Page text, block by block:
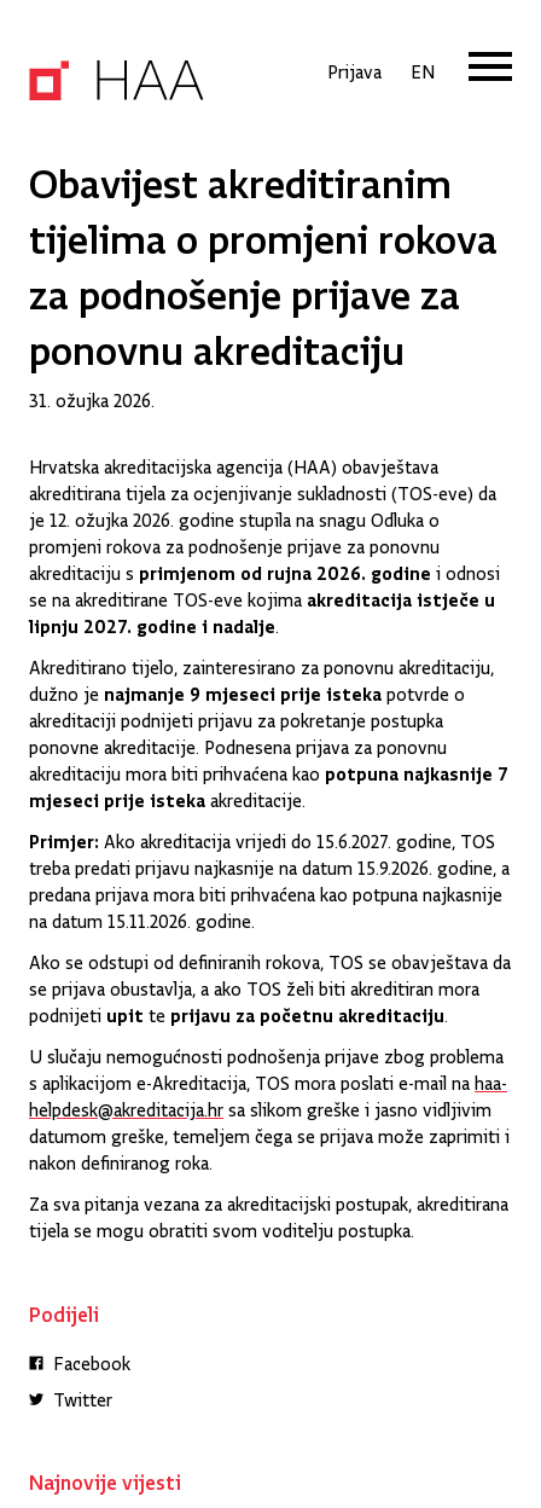
Prijava EN
Obavijest akreditiranim
tijelima o promjeni rokova
za podnošenje prijave za
ponovnu akreditaciju
31. ožujka 2026.
Hrvatska akreditacijska agencija (HAA) obavještava
akreditirana tijela za ocjenjivanje sukladnosti (TOS-eve) da
je 12. ožujka 2026. godine stupila na snagu Odluka o
promjeni rokova za podnošenje prijave za ponovnu
akreditaciju s primjenom od rujna 2026. godine i odnosi
se na akreditirane TOS-eve kojima akreditacija istječe u
lipnju 2027. godine i nadalje
Akreditirano tijelo, zainteresirano za ponovnu akreditaciju,
dužno je najmanje 9 mjeseci prije isteka potvrde o
akreditaciji podnijeti prijavu za pokretanje postupka
ponovne akreditacije. Podnesena prijava za ponovnu
akreditaciju mora biti prihvaćena kao potpuna najkasnije 7
mjeseci prije isteka akreditacije.
Primjer: Ako akreditacija vrijedi do 15.6.2027. godine, TOS
treba predati prijavu najkasnije na datum 15.9.2026. godine, a
predana prijava mora biti prihvaćena kao potpuna najkasnije
na datum 15.11.2026. godine.
Ako se odstupi od definiranih rokova, TOS se obavještava da
se prijava obustavlja, a ako TOS želi biti akreditiran mora
podnijeti upit te prijavu za početnu akreditaciju
U slučaju nemogućnosti podnošenja prijave zbog problema
s aplikacijom e-Akreditacija, TOS mora poslati e-mail na haa-
helpdesk@akreditacija.hr sa slikom greške i jasno vidljivim
datumom greške, temeljem čega se prijava može zaprimiti i
nakon definiranog roka.
Za sva pitanja vezana za akreditacijski postupak, akreditirana
tijela se mogu obratiti svom voditelju postupka.
Podijeli
Facebook
Twitter
Najnovije vijesti